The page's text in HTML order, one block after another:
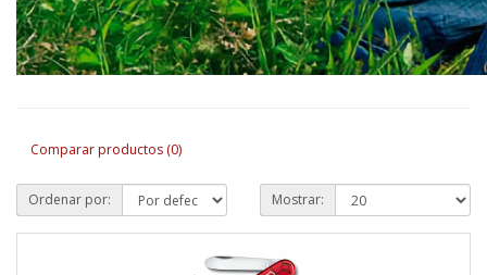
Comparar productos (0)
Ordenar por: Mostrar: